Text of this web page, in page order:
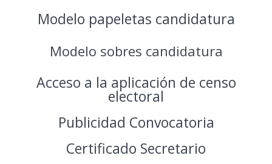
Modelo papeletas candidatura
Modelo sobres candidatura
Acceso a la aplicación de censo
electoral
Publicidad Convocatoria
Certificado Secretario